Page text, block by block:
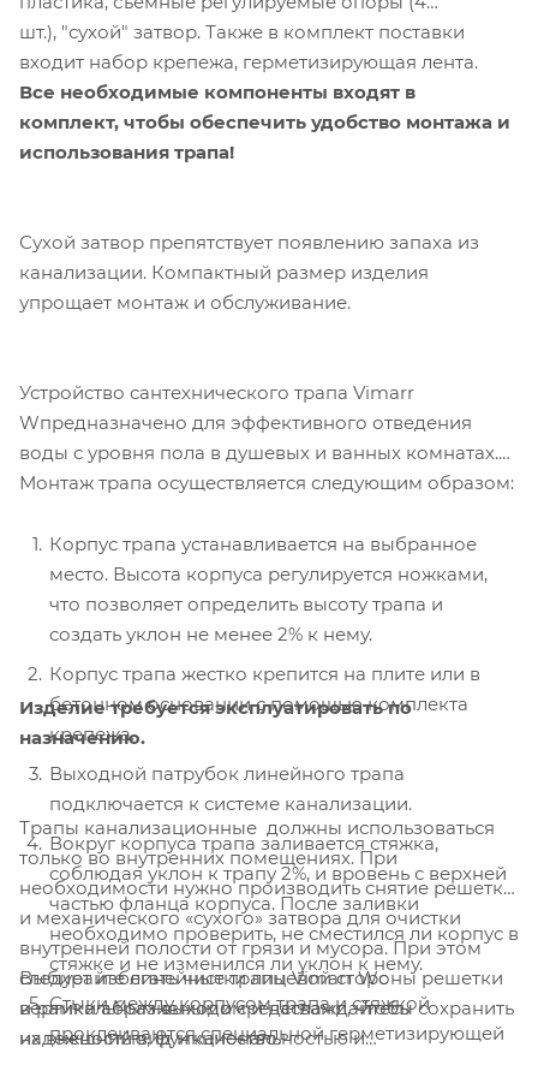
шт.), "сухой" затвор. Также в комплект поставки
входит набор крепежа, герметизирующая лента.
Все необходимые компоненты входят в
комплект, чтобы обеспечить удобство монтажа и
использования трапа!
Сухой затвор препятствует появлению запаха из
канализации. Компактный размер изделия
упрощает монтаж и обслуживание.
Устройство сантехнического трапа Vimarr
Wпредназначено для эффективного отведения
воды с уровня пола в душевых и ванных комнатах.
Монтаж трапа осуществляется следующим образом:
Корпус трапа устанавливается на выбранное
место. Высота корпуса регулируется ножками,
что позволяет определить высоту трапа и
создать уклон не менее 2% к нему.
Корпус трапа жестко крепится на плите или в
бетонном основании с помощью комплекта
крепежа.
Выходной патрубок линейного трапа
подключается к системе канализации.
Вокруг корпуса трапа заливается стяжка,
соблюдая уклон к трапу 2%, и вровень с верхней
частью фланца корпуса. После заливки
необходимо проверить, не сместился ли корпус в
стяжке и не изменился ли уклон к нему.
Стыки между корпусом трапа и стяжкой
проклеиваются специальной герметизирующей
Изделие требуется эксплуатировать по
назначению.
Трапы канализационные должны использоваться
только во внутренних помещениях. При
необходимости нужно производить снятие решетки
и механического «сухого» затвора для очистки
внутренней полости от грязи и мусора. При этом
следует избегать чистки лицевой стороны решетки
и рамки абразивными средствами, чтобы сохранить
их внешний вид и качество.
Выбирайте линейные трапы Vimarr Wс
вертикальным выходом и наслаждайтесь
надежностью, функциональностью и